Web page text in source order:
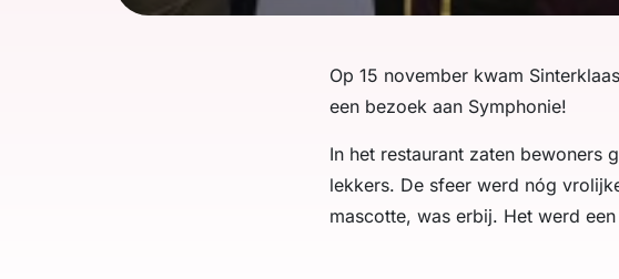
Op 15 november kwam
een bezoek aan Symphonie!
In het restaurant zaten bewoners
lekkers. De sfeer werd nóg
mascotte, was erbij. Het werd